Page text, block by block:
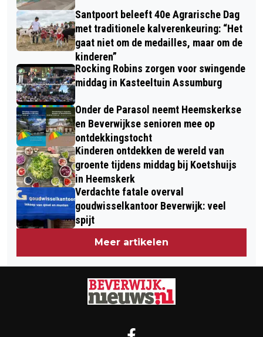
Santpoort beleeft 40e Agrarische Dag
met traditionele kalverenkeuring: “Het
gaat niet om de medailles, maar om de
kinderen”
Rocking Robins zorgen voor swingende
middag in Kasteeltuin Assumburg
Onder de Parasol neemt Heemskerkse
en Beverwijkse senioren mee op
ontdekkingstocht
Kinderen ontdekken de wereld van
groente tijdens middag bij Koetshuijs
in Heemskerk
Verdachte fatale overval
goudwisselkantoor Beverwijk: veel
spijt
Meer artikelen